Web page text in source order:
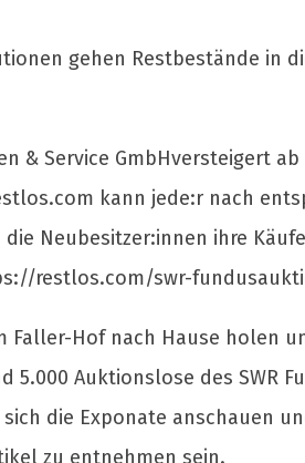
gehen Restbestände
Service GmbHversteigert
kann jede:r nach
Neubesitzer:innen ihre
restlos.com/swr-
Faller-Hof nach Hause holen
Auktionslose des SWR
die Exponate anschauen
zu entnehmen sein.